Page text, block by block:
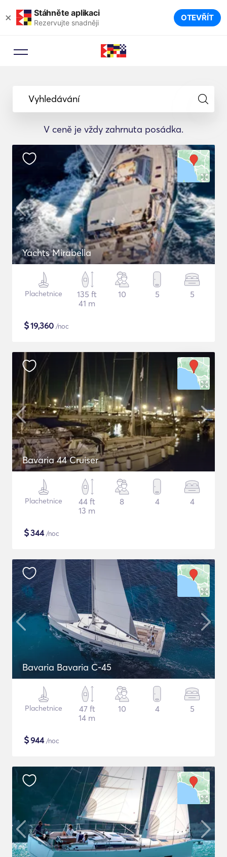
× Stáhněte aplikaci
Rezervujte snadněji OTEVŘÍT
Vyhledávání
V ceně je vždy zahrnuta posádka.
Yachts Mirabella
Plachetnice
135 ft
41 m
10 5 5
$19,360 /noc
Bavaria 44 Cruiser
Plachetnice
44 ft
13 m
8 4 4
$344/noc
Bavaria Bavaria C-45
Plachetnice
47 ft
14 m
10 4 5
$944/noc